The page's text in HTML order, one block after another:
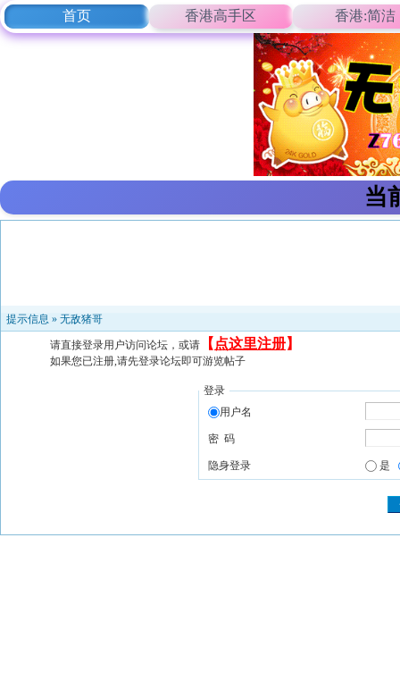
首页 香港高手区 香港:简洁
当
提示信息 » 无敌猪哥
请直接登录用户访问论坛，或请 【 点这里注册】
如果您已注册,请先登录论坛即可游览帖子
登录
用户名
密 码
隐身登录 是